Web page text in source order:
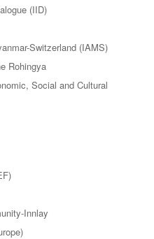
(IID)
Switzerland (IAMS)
Rohingya
Social and Cultural
Innlay